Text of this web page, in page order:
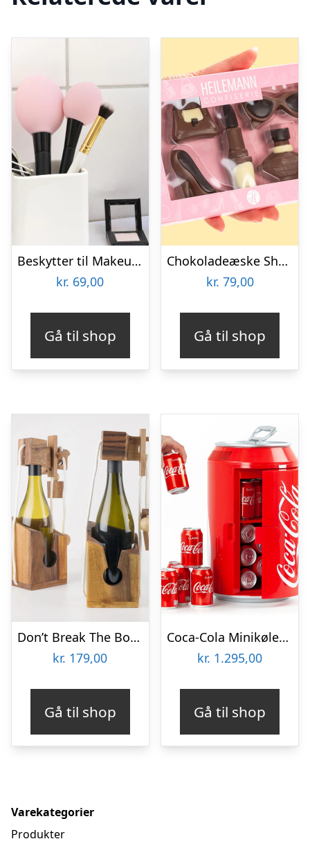
Beskytter til Makeupbørster 3-pak
kr. 69,00
Gå til shop
Chokoladeæske Shopping
kr. 79,00
Gå til shop
Don’t Break The Bottle
kr. 179,00
Gå til shop
Coca-Cola Minikøleskab
kr. 1.295,00
Gå til shop
Varekategorier
Produkter